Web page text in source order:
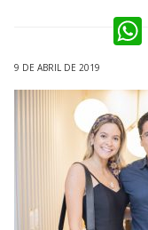
9 DE ABRIL DE 2019